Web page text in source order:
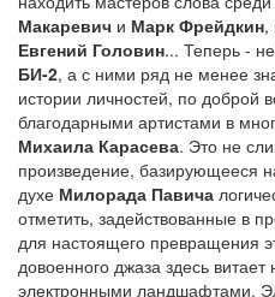
Макаревич и Марк Фрейдкин,
Евгений Головин... Теперь -
БИ-2, а с ними ряд не менее
истории личностей, по доброй
благодарными артистами в
Михаила Карасева. Это не
произведение, базирующееся
духе Милорада Павича
отметить, задействованные в
для настоящего превращения
довоенного джаза здесь
электронными ландшафтами.